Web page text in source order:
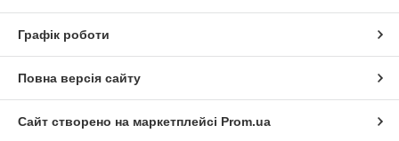
Графік роботи
Повна версія сайту
Сайт створено на маркетплейсі Prom.ua